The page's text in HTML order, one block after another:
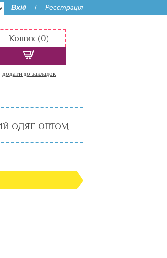
Вхід / Реєстрація
Кошик (0)
додати до закладок
ОДЯГ ОПТОМ